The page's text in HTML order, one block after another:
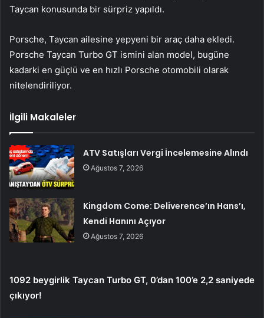
Taycan konusunda bir sürpriz yapıldı.
Porsche, Taycan ailesine yepyeni bir araç daha ekledi.
Porsche Taycan Turbo GT ismini alan model, bugüne
kadarki en güçlü ve en hızlı Porsche otomobili olarak
nitelendiriliyor.
İlgili Makaleler
ATV Satışları Vergi İncelemesine Alındı
Ağustos 7, 2026
Kingdom Come: Deliverence’ın Hans’ı,
Kendi Hanını Açıyor
Ağustos 7, 2026
1092 beygirlik Taycan Turbo GT, 0’dan 100’e 2,2 saniyede
çıkıyor!